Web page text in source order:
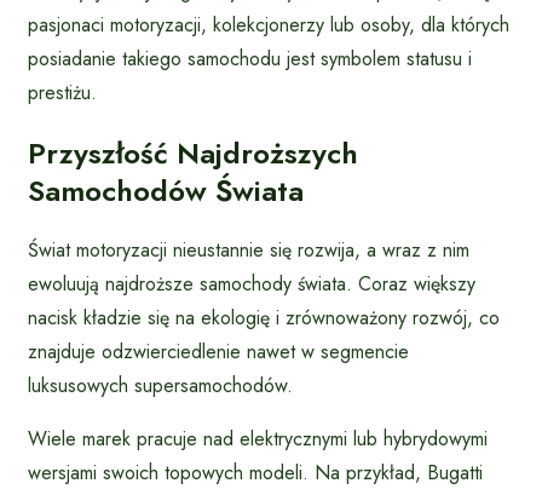
pasjonaci motoryzacji, kolekcjonerzy lub osoby, dla których
posiadanie takiego samochodu jest symbolem statusu i
prestiżu.
Przyszłość Najdroższych
Samochodów Świata
Świat motoryzacji nieustannie się rozwija, a wraz z nim
ewoluują najdroższe samochody świata. Coraz większy
nacisk kładzie się na ekologię i zrównoważony rozwój, co
znajduje odzwierciedlenie nawet w segmencie
luksusowych supersamochodów.
Wiele marek pracuje nad elektrycznymi lub hybrydowymi
wersjami swoich topowych modeli. Na przykład, Bugatti